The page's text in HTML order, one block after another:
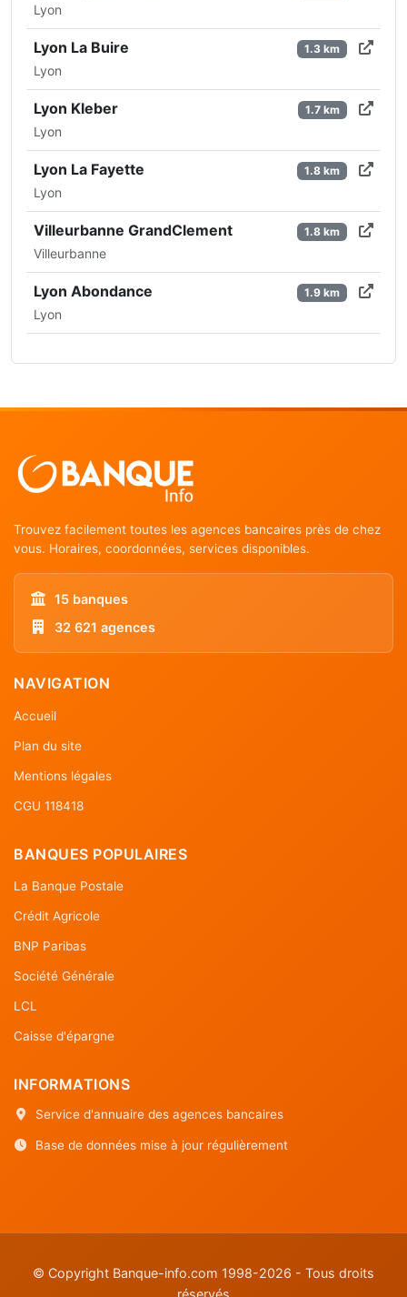
Lyon
Lyon La Buire
Lyon
1.3 km
Lyon Kleber
Lyon
1.7 km
Lyon La Fayette
Lyon
1.8 km
Villeurbanne GrandClement
Villeurbanne
1.8 km
Lyon Abondance
Lyon
1.9 km
Trouvez facilement toutes les agences bancaires près de chez
vous. Horaires, coordonnées, services disponibles.
15 banques
32 621 agences
NAVIGATION
Accueil
Plan du site
Mentions légales
CGU 118418
BANQUES POPULAIRES
La Banque Postale
Crédit Agricole
BNP Paribas
Société Générale
LCL
Caisse d'épargne
INFORMATIONS
Service d'annuaire des agences bancaires
Base de données mise à jour régulièrement
© Copyright Banque-info.com 1998-2026 - Tous droits
réservés